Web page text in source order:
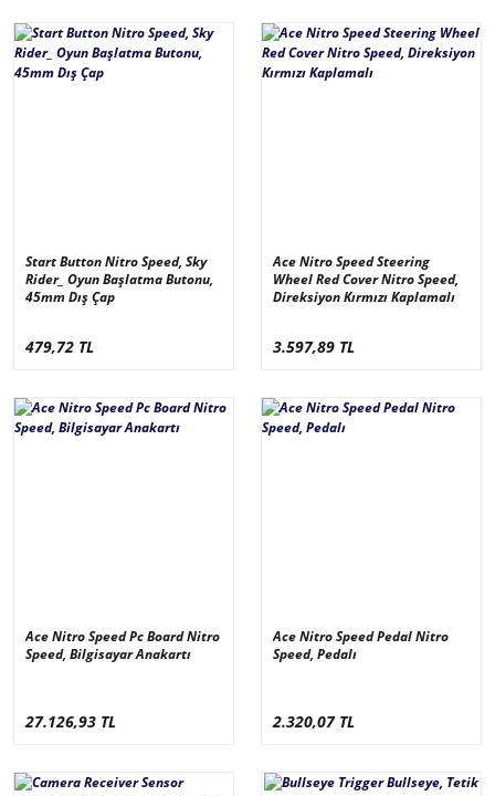
Start Button Nitro Speed, Sky
Rider_ Oyun Başlatma Butonu,
45mm Dış Çap
479,72 TL
Ace Nitro Speed Steering
Wheel Red Cover Nitro Speed,
Direksiyon Kırmızı Kaplamalı
3.597,89 TL
Ace Nitro Speed Pc Board Nitro
Speed, Bilgisayar Anakartı
27.126,93 TL
Ace Nitro Speed Pedal Nitro
Speed, Pedalı
2.320,07 TL